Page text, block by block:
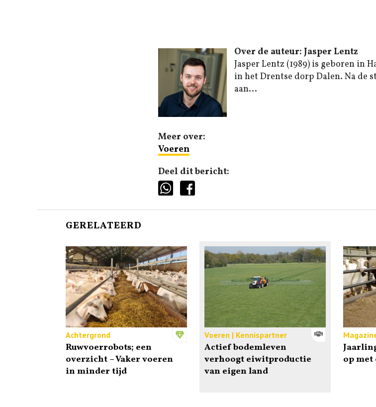
Over de auteur: Jasper Lentz
Jasper Lentz (1989) is geboren in
in het Drentse dorp Dalen. Na de
aan...
Meer over:
Voeren
Deel dit bericht:
GERELATEERD
Achtergrond
Ruwvoerrobots; een
overzicht – Vaker voeren
in minder tijd
Voeren | Kennispartner
Actief bodemleven
verhoogt eiwitproductie
van eigen land
op